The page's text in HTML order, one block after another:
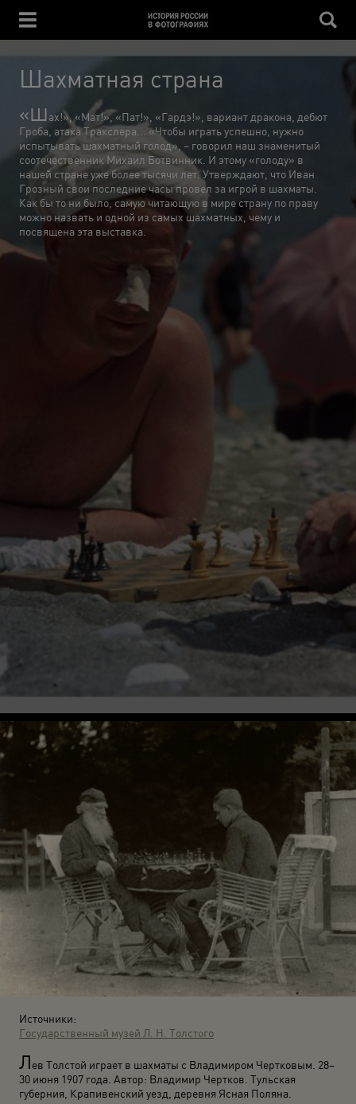
Шахматная страна
«Шах!», «Мат!», «Пат!», «Гардэ!», вариант дракона, дебют
Гроба, атака Тракслера... «Чтобы играть успешно, нужно
испытывать шахматный голод», – говорил наш знаменитый
соотечественник Михаил Ботвинник. И этому «голоду» в
нашей стране уже более тысячи лет. Утверждают, что Иван
Грозный свои последние часы провел за игрой в шахматы.
Как бы то ни было, самую читающую в мире страну по праву
можно назвать и одной из самых шахматных, чему и
посвящена эта выставка.
Источники:
Государственный музей Л. Н. Толстого
Лев Толстой играет в шахматы с Владимиром Чертковым. 28–
30 июня 1907 года. Автор: Владимир Чертков. Тульская
губерния, Крапивенский уезд, деревня Ясная Поляна.